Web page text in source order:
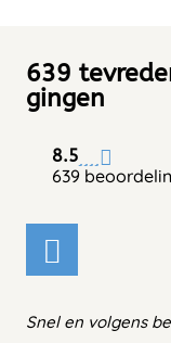
639
gingen
8.5
639
Snel en volgens